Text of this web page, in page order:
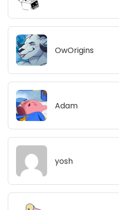
OwOrigins
Adam
yosh